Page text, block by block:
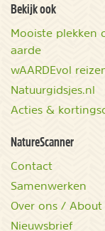
Bekijk ook
Mooiste plekken
aarde
wAARDEvol
Natuurgidsjes.nl
Acties &
NatureScanner
Contact
Samenwerken
Over ons / About
Nieuwsbrief